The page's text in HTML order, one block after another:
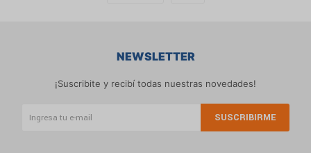
NEWSLETTER
¡Suscribite y recibí todas nuestras novedades!
SUSCRIBIRME